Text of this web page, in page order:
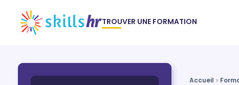
TROUVER UNE FORMATION
Accueil